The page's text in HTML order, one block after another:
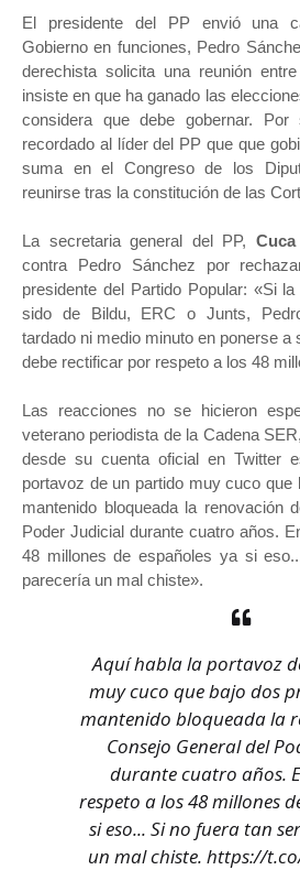
El presidente del PP envió una
Gobierno en funciones, Pedro
derechista solicita una reunión
insiste en que ha ganado las
considera que debe gobernar.
recordado al líder del PP que que
suma en el Congreso de los
reunirse tras la constitución de las
La secretaria general del PP,
contra Pedro Sánchez por
presidente del Partido Popular: «Si
sido de Bildu, ERC o Junts,
tardado ni medio minuto en ponerse a
debe rectificar por respeto a los 48
Las reacciones no se hicieron
veterano periodista de la Cadena SER,
desde su cuenta oficial en Twitter
portavoz de un partido muy cuco que
mantenido bloqueada la renovación
Poder Judicial durante cuatro años.
48 millones de españoles ya si
parecería un mal chiste».
Aquí habla la portavoz
muy cuco que bajo dos
mantenido bloqueada la
Consejo General del
durante cuatro años.
respeto a los 48 millones
si eso... Si no fuera tan
un mal chiste. https://